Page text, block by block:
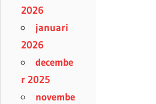
2026
januari
2026
decembe
r 2025
novembe